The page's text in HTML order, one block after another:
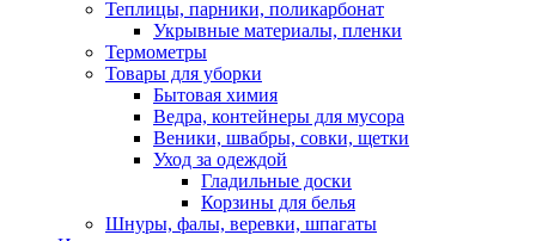
Теплицы, парники, поликарбонат
Укрывные материалы, пленки
Термометры
Товары для уборки
Бытовая химия
Ведра, контейнеры для мусора
Веники, швабры, совки, щетки
Уход за одеждой
Гладильные доски
Корзины для белья
Шнуры, фалы, веревки, шпагаты